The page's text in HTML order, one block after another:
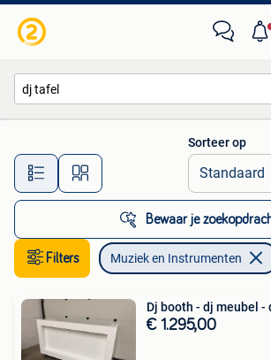
Alle afstanden…
Sorteer op
Bewaar je
Filters Muziek en Instrumenten
Dj booth - dj meubel
€ 1.295,00